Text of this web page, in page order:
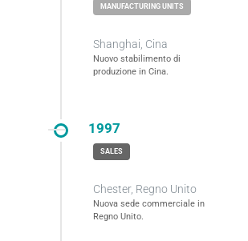
Shanghai, Cina
Nuovo stabilimento di
produzione in Cina.
1997
Chester, Regno Unito
Nuova sede commerciale in
Regno Unito.